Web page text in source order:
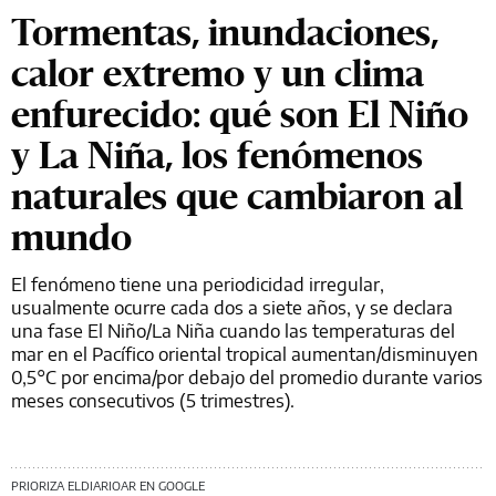
Tormentas, inundaciones,
calor extremo y un clima
enfurecido: qué son El Niño
y La Niña, los fenómenos
naturales que cambiaron al
mundo
El fenómeno tiene una periodicidad irregular,
usualmente ocurre cada dos a siete años, y se declara
una fase El Niño/La Niña cuando las temperaturas del
mar en el Pacífico oriental tropical aumentan/disminuyen
0,5°C por encima/por debajo del promedio durante varios
meses consecutivos (5 trimestres).
PRIORIZA ELDIARIOAR EN GOOGLE